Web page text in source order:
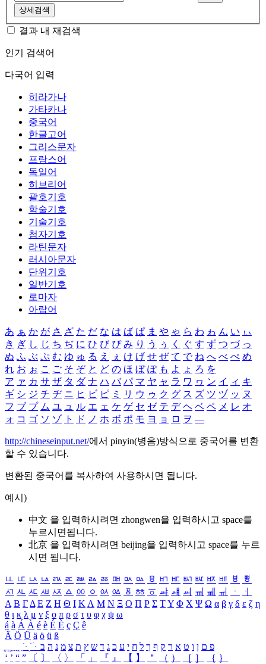
상세검색
결과 내 재검색
인기 검색어
다국어 입력
히라가나
가타카나
중국어
한글고어
그리스문자
프랑스어
독일어
히브리어
괄호기호
학술기호
기술기호
첨자기호
라틴문자
러시아문자
단위기호
일반기호
로마자
아랍어
あ ぁ か が さ ざ た だ な は ば ぱ ま や ゃ ら わ ゎ ん い ぃ
き ぎ し じ ち ぢ に ひ び ぴ み り う ぅ く ぐ す ず つ づ っ
ぬ ふ ぶ ぷ む ゆ ゅ る え ぇ け げ せ ぜ て で ね へ べ ぺ め
れ お ぉ こ ご そ ぞ と ど の ほ ぼ ぽ も よ ょ ろ を
ア ァ カ サ ザ タ ダ ナ ハ バ パ マ ヤ ャ ラ ワ ヮ ン イ ィ キ
ギ シ ジ チ ヂ ニ ヒ ビ ピ ミ リ ウ ゥ ク グ ス ズ ツ ヅ ッ ヌ
フ ブ プ ム ユ ュ ル エ ェ ケ ゲ セ ゼ テ デ ヘ ベ ペ メ レ オ
ォ コ ゴ ソ ゾ ト ド ノ ホ ボ ポ モ ヨ ョ ロ ヲ ―
http://chineseinput.net/에서 pinyin(병음)방식으로 중국어를 변환
할 수 있습니다.
변환된 중국어를 복사하여 사용하시면 됩니다.
예시)
中文 을 입력하시려면 zhongwen을 입력하시고 space를
누르시면됩니다.
北京 을 입력하시려면 beijing을 입력하시고 space를 누르
시면 됩니다.
ㅥ ㅦ ㅧ ㅨ ㅩ ㅪ ㅫ ㅬ ㅭ ㅮ ㅯ ㅰ ㅱ ㅲ ㅳ ㅴ ㅵ ㅶ ㅷ ㅸ
ㅹ
ㅺ ㅻ ㅼ ㅽ ㅾ ㅿ ㆀ ㆁ ㆂ ㆃ ㆄ ㆅ ㆆ ㆇ ㆈ ㆉ ㆊ ㆋ ㆌ ㆍ
ㆎ
Α Β ΓΔ Ε Ζ Η Θ Ι ΚΛ Μ Ν Ξ Ο Π Ρ Σ ΤΥ Φ Χ Ψ Ω α β γ δ ε ζ η
θ ι κ λ μ ν ξ ο π ρ σ τ υ φ χ ψ ω
á à Á À é è É È ç Ç ê
Ä Ö Ü ä ö ü ß
ִֶֹ ֻּ ׁׂ פ ם ן ו ט א ר ק ף ך ל ח י ע כ ג ד ש ץ ת צ מ נ ה ב
‘ ’ “ ” 〔 〕 〈 〉 「 」 『 』 【 】 ＂ （ ） ［ ］ ｛ ｝